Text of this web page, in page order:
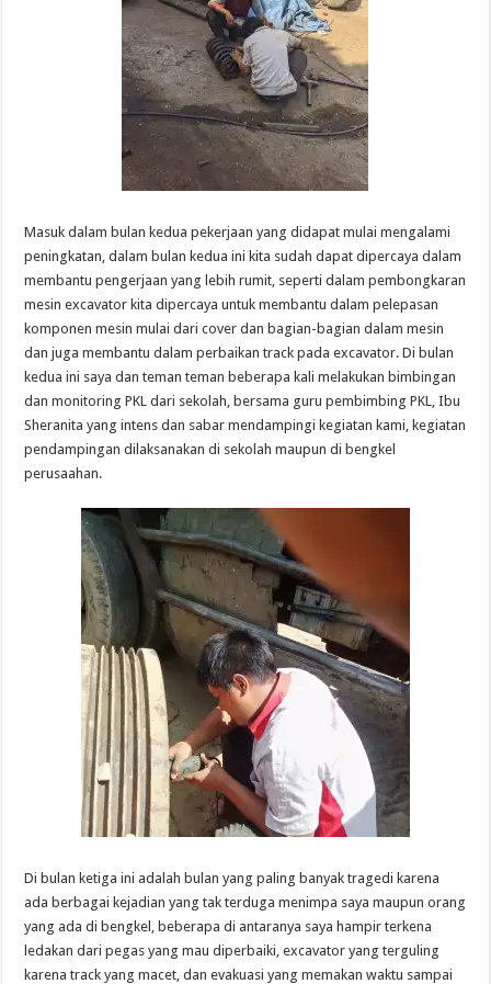
Masuk dalam bulan kedua pekerjaan yang didapat mulai mengalami
peningkatan, dalam bulan kedua ini kita sudah dapat dipercaya dalam
membantu pengerjaan yang lebih rumit, seperti dalam pembongkaran
mesin excavator kita dipercaya untuk membantu dalam pelepasan
komponen mesin mulai dari cover dan bagian-bagian dalam mesin
dan juga membantu dalam perbaikan track pada excavator. Di bulan
kedua ini saya dan teman teman beberapa kali melakukan bimbingan
dan monitoring PKL dari sekolah, bersama guru pembimbing PKL, Ibu
Sheranita yang intens dan sabar mendampingi kegiatan kami, kegiatan
pendampingan dilaksanakan di sekolah maupun di bengkel
perusaahan.
Di bulan ketiga ini adalah bulan yang paling banyak tragedi karena
ada berbagai kejadian yang tak terduga menimpa saya maupun orang
yang ada di bengkel, beberapa di antaranya saya hampir terkena
ledakan dari pegas yang mau diperbaiki, excavator yang terguling
karena track yang macet, dan evakuasi yang memakan waktu sampai